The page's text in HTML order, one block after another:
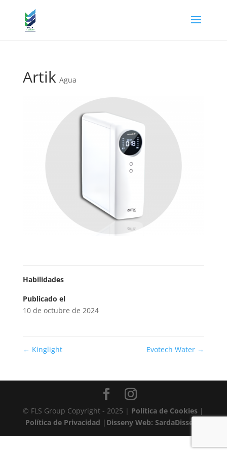
Artik Agua
Habilidades
Publicado el
10 de octubre de 2024
← Kinglight Evotech Water →
© FLS Group Copyright - 2025 | Política de Cookies |
Política de Privacidad | Disseny Web: SardaDisseny